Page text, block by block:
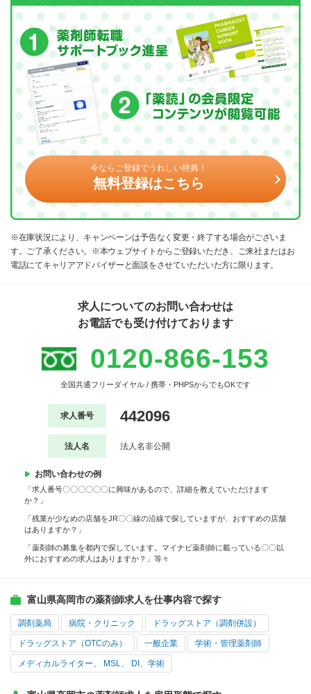
今ならご登録でうれしい特典！
無料登録はこちら
※在庫状況により、キャンペーンは予告なく変更・終了する場合がございま
す。ご了承ください。※本ウェブサイトからご登録いただき、ご来社またはお
電話にてキャリアアドバイザーと面談をさせていただいた方に限ります。
求人についてのお問い合わせは
お電話でも受け付けております
0120-866-153
全国共通フリーダイヤル / 携帯・PHPSからでもOKです
求人番号 442096
法人名 法人名非公開
お問い合わせの例
「求人番号〇〇〇〇〇〇に興味があるので、詳細を教えていただけます
か？」
「残業が少なめの店舗をJR〇〇線の沿線で探していますが、おすすめの店舗
はありますか？」
「薬剤師の募集を都内で探しています。マイナビ薬剤師に載っている〇〇以
外におすすめの求人はありますか？」等々
富山県高岡市の薬剤師求人を仕事内容で探す
調剤薬局 病院・クリニック ドラッグストア（調剤併設）
ドラッグストア（OTCのみ） 一般企業 学術・管理薬剤師
メディカルライター、 MSL、 DI、学術